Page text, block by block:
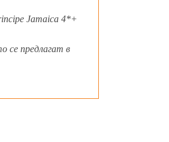
Jamaica 4*+
се предлагат в